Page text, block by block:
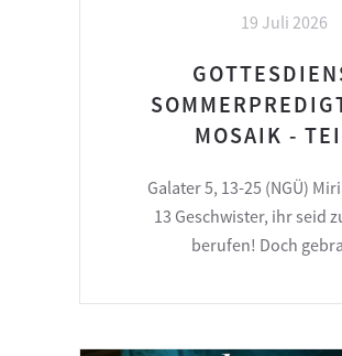
19 Juli 2026
MOSAIK -
Galater 5, 13-25 (NGÜ)
13 Geschwister, ihr seid
berufen! Doch